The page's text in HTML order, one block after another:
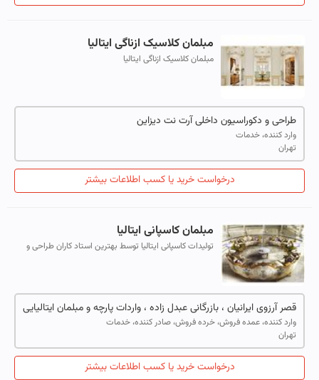
مبلمان کلاسیک ازناگی ایتالیا
مبلمان کلاسیک ازناگی ایتالیا
طراحی و دکوراسیون داخلی آرت نت دیزاین
وارد کننده، خدمات
تهران
درخواست خرید یا کسب اطلاعات بیشتر
مبلمان کاسپانی ایتالیا
تولیدات کاسپانی ایتالیا توسط بهترین استاد کاران طراحی و
قصر آرزوی ایرانیان ، بازرگانی عبدل زاده ، واردات پارچه و مبلمان ایتالیایی
وارد کننده، عمده فروش، خرده فروش، صادر کننده، خدمات
تهران
درخواست خرید یا کسب اطلاعات بیشتر